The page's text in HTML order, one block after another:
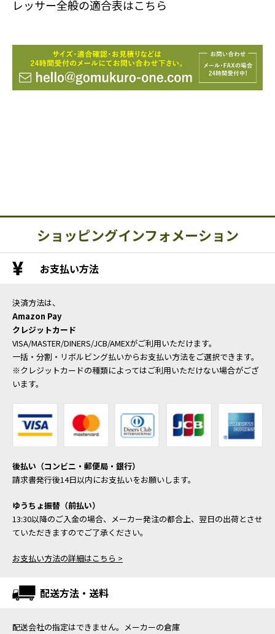
レッサー全般の適合表はこちら
ショッピングインフォメーション
お支払い方法
決済方法は、
Amazon Pay
クレジットカード
VISA/MASTER/DINERS/JCB/AMEXがご利用いただけます。
一括・分割・リボルビング払いからお支払い方法をご選択できます。
※クレジットカードの種類によってはご利用いただけない場合がござ
います。
後払い（コンビニ・郵便局・銀行）
請求書発行後14日以内にお支払いをお願いします。
ゆうちょ振替（前払い）
13:30以降のご入金の場合、メーカー発注の都合上、翌日の出荷とさせ
ていただきますのでご了承ください。
お支払い方法の詳細はこちら >
配送方法・送料
配送会社の指定はできません。メーカーの倉庫